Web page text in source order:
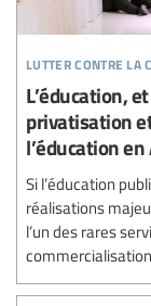
lutter contre la
L’éducation,
privatisation
l’éducation
Si l’éducation
réalisations
l’un des rares